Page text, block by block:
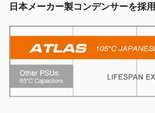
日本メーカー製コンデンサーを採用